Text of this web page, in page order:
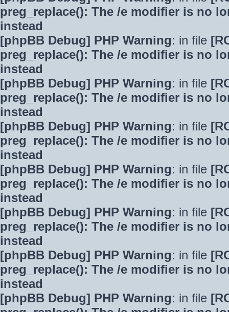
preg_replace(): The /e modifier is no
instead
[phpBB Debug] PHP Warning: in file
preg_replace(): The /e modifier is no
instead
[phpBB Debug] PHP Warning: in file
preg_replace(): The /e modifier is no
instead
[phpBB Debug] PHP Warning: in file
preg_replace(): The /e modifier is no
instead
[phpBB Debug] PHP Warning: in file
preg_replace(): The /e modifier is no
instead
[phpBB Debug] PHP Warning: in file
preg_replace(): The /e modifier is no
instead
[phpBB Debug] PHP Warning: in file
preg_replace(): The /e modifier is no
instead
[phpBB Debug] PHP Warning: in file